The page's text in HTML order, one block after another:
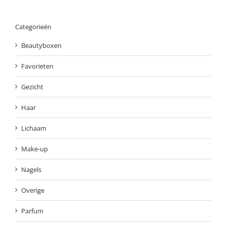
Categorieën
Beautyboxen
Favorieten
Gezicht
Haar
Lichaam
Make-up
Nagels
Overige
Parfum